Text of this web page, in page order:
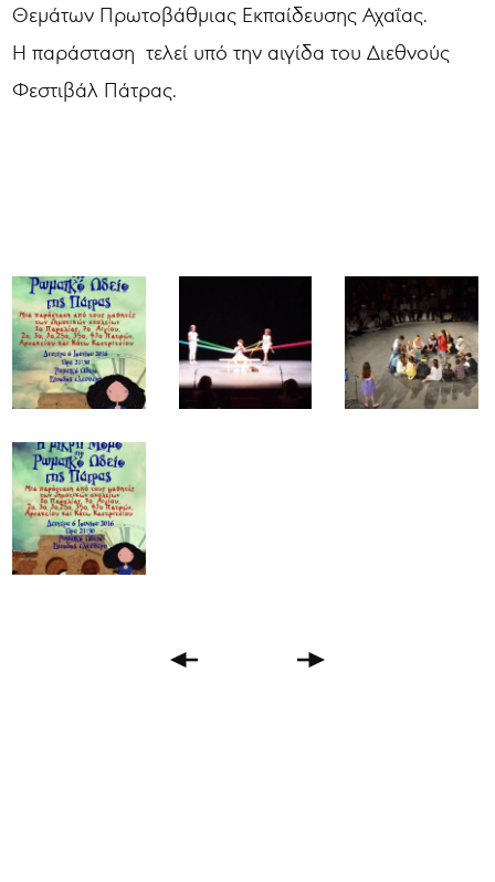
Θεμάτων Πρωτοβάθμιας Εκπαίδευσης Αχαΐας.
H παράσταση τελεί υπό την αιγίδα του Διεθνούς
Φεστιβάλ Πάτρας.